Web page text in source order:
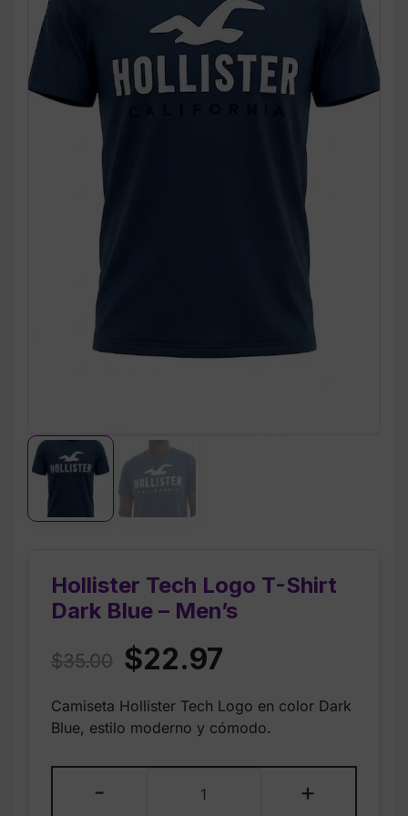
Hollister Tech Logo T-Shirt
Dark Blue – Men’s
$35.00 Original
was:
$22.97
is:
Camiseta Hollister Tech Logo en color Dark
Blue, estilo moderno y cómodo.
-
Tech
+